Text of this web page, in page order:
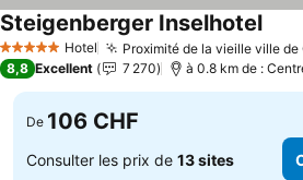
5 Étoiles Hotel Proximité de la vieille ville
Steigenberger Inselhotel
8,8 Excellent 7 270 à 0.8 km de :
De 106 CHF
Consulter les prix de 13 sites